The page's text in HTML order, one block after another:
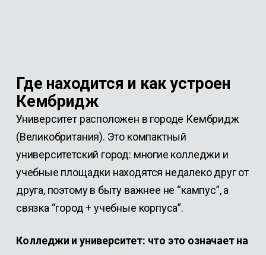
Где находится и как устроен
Кембридж
Университет расположен в городе Кембридж
(Великобритания). Это компактный
университетский город: многие колледжи и
учебные площадки находятся недалеко друг от
друга, поэтому в быту важнее не “кампус”, а
связка “город + учебные корпуса”.
Колледжи и университет: что это означает на